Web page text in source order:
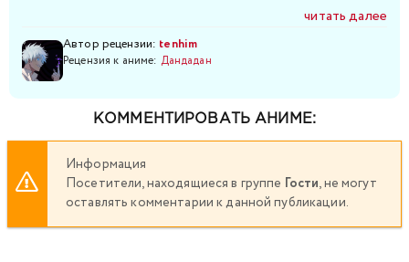
читать далее
Автор рецензии: tenhim
Рецензия к аниме: Дандадан
КОММЕНТИРОВАТЬ АНИМЕ:
Информация
Посетители, находящиеся в группе Гости, не могут
оставлять комментарии к данной публикации.